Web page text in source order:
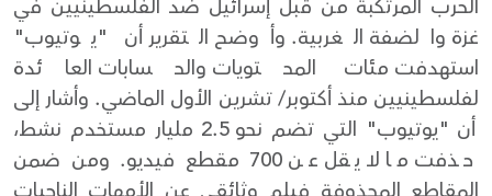
الحرب المرتكبة من قبل إسرائيل ضد الفلسطينيين في
غزة والضفة الغربية. وأوضح التقرير أن "يوتيوب"
استهدفت مئات المحتويات والحسابات العائدة
لفلسطينيين منذ أكتوبر/ تشرين الأول الماضي. وأشار إلى
أن "يوتيوب" التي تضم نحو 2.5 مليار مستخدم نشط،
حذفت ما لا يقل عن 700 مقطع فيديو. ومن ضمن